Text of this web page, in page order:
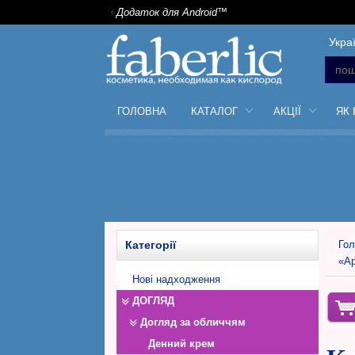
Додаток для Android™
ГОЛОВНА КАТАЛОГ АКЦІЇ ЯК
Категорії
Нові надходження
ДОГЛЯД
Догляд за обличчям
Денний крем